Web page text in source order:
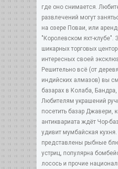
где оно снимается.
развлечений могут
на озере Поваи, или
"Королевском яхт-клубе".
шикарных торговых
интересных своей
Решительно всё (от
индийских алмазов) вы
базарах в Колаба,
Любителям украшений
посетить базар Джавери,
антиквариата ждёт Чор-
удивит мумбайская
представлены рыбные
устриц, популярна
лосось и прочие